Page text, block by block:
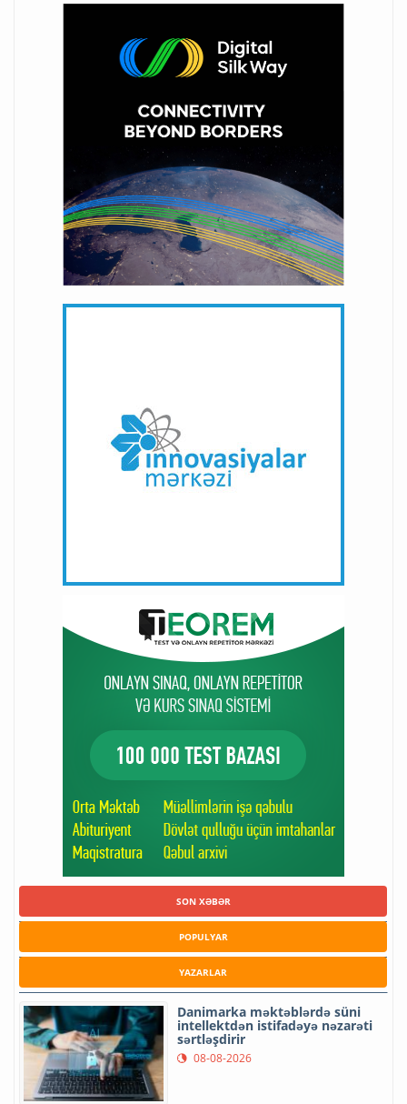
SON XƏBƏR
POPULYAR
YAZARLAR
Danimarka məktəblərdə süni
intellektdən istifadəyə nəzarəti
sərtləşdirir
08-08-2026